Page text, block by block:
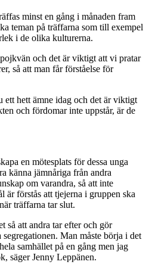
minst en gång i månaden fram
teman på träffarna som till exempel
i de olika kulturerna.
och det är viktigt att vi pratar
så att man får förståelse för
ett hett ämne idag och det är viktigt
och fördomar inte uppstår, är de
en mötesplats för dessa unga
känna jämnåriga från andra
om varandra, så att inte
är förstås att tjejerna i gruppen ska
träffarna tar slut.
så att andra tar efter och gör
Man måste börja i det
samhället på en gång men jag
säger Jenny Leppänen.